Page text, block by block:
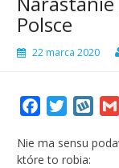
Polsce
22 marca 2020
FacebookTwitter
Nie ma sensu
które to robia: